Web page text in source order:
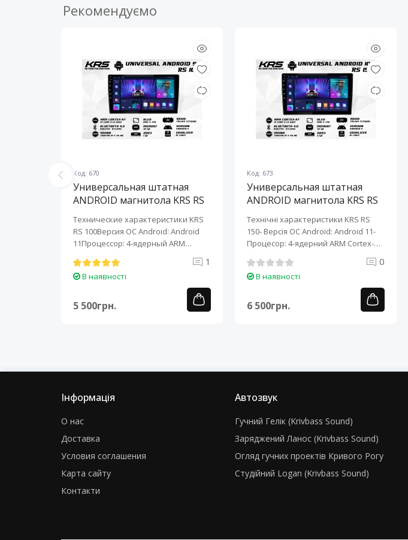
Рекомендуємо
Код: 670
Универсальная штатная
ANDROID магнитола KRS RS
Технические характеристики KRS
RS 100Версия ОС Android: Android
11Процессор: 4-ядерный ARM
1
В наявності
5 500грн.
Код: 673
Универсальная штатная
ANDROID магнитола KRS RS
Технічні характеристики KRS RS
150- Версія ОС Android: Android 11-
Процесор: 4-ядерний ARM Cortex-
0
В наявності
6 500грн.
Інформація
О нас
Доставка
Условия соглашения
Карта сайту
Контакти
Автозвук
Гучний Гелік (Krivbass Sound)
Заряджений Ланос (Krivbass Sound)
Огляд гучних проектів Кривого Рогу
Студійний Logan (Krivbass Sound)